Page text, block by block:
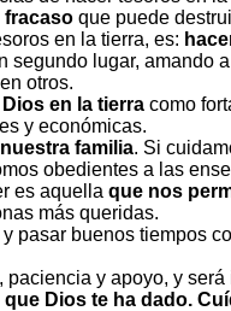
fracaso que puede
en la tierra, es:
segundo lugar, amando
otros.
en la tierra como
y económicas.
familia. Si
obedientes a las
es aquella que nos
más queridas.
pasar buenos tiempos
y apoyo, y
Dios te ha dado.